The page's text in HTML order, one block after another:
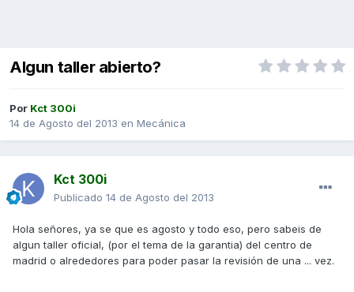
Algun taller abierto?
Por Kct 300i
14 de Agosto del 2013 en Mecánica
Kct 300i
Publicado 14 de Agosto del 2013
Hola señores, ya se que es agosto y todo eso, pero sabeis de
algun taller oficial, (por el tema de la garantia) del centro de
madrid o alrededores para poder pasar la revisión de una ... vez.